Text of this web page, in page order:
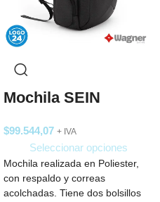
Mochila SEIN
$99.544,07 + IVA
Seleccionar opciones
Mochila realizada en Poliester,
con respaldo y correas
acolchadas. Tiene dos bolsillos